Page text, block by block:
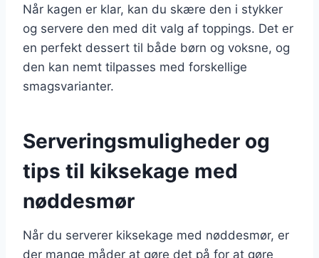
Når kagen er klar, kan du skære den i stykker
og servere den med dit valg af toppings. Det er
en perfekt dessert til både børn og voksne, og
den kan nemt tilpasses med forskellige
smagsvarianter.
Serveringsmuligheder og
tips til kiksekage med
nøddesmør
Når du serverer kiksekage med nøddesmør, er
der mange måder at gøre det på for at gøre